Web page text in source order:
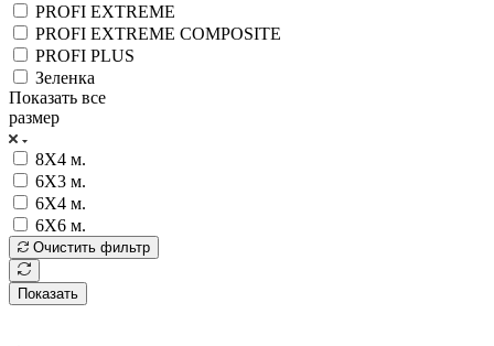
PROFI EXTREME
PROFI EXTREME COMPOSITE
PROFI PLUS
Зеленка
Показать все
размер
8Х4 м.
6Х3 м.
6Х4 м.
6Х6 м.
Очистить фильтр
Показать